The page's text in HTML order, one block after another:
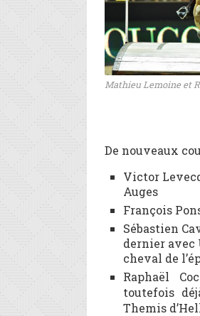
Mathieu Lemoine et
De nouveaux
Victor
Auges
François
Sébastien
dernier avec
cheval de
Raphaël
toutefois
Themis